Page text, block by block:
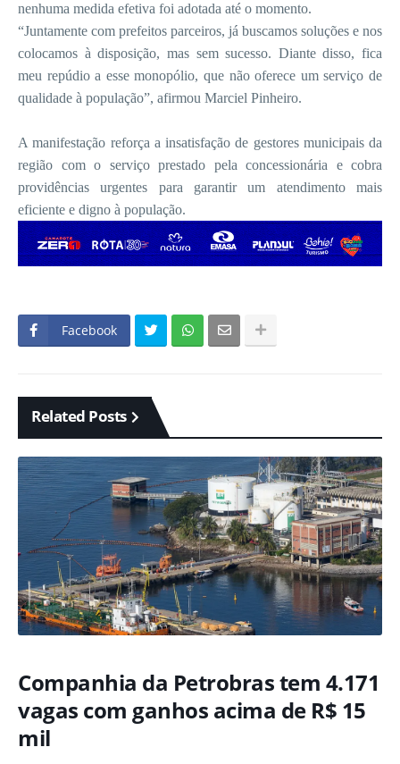
nenhuma medida efetiva foi adotada até o momento.
“Juntamente com prefeitos parceiros, já buscamos soluções e nos
colocamos à disposição, mas sem sucesso. Diante disso, fica
meu repúdio a esse monopólio, que não oferece um serviço de
qualidade à população”, afirmou Marciel Pinheiro.
A manifestação reforça a insatisfação de gestores municipais da
região com o serviço prestado pela concessionária e cobra
providências urgentes para garantir um atendimento mais
eficiente e digno à população.
Facebook
Related Posts
Companhia da Petrobras tem 4.171
vagas com ganhos acima de R$ 15
mil